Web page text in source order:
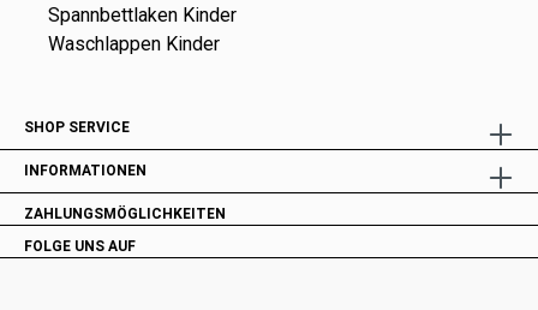
Spannbettlaken Kinder
Waschlappen Kinder
SHOP SERVICE
INFORMATIONEN
ZAHLUNGSMÖGLICHKEITEN
FOLGE UNS AUF